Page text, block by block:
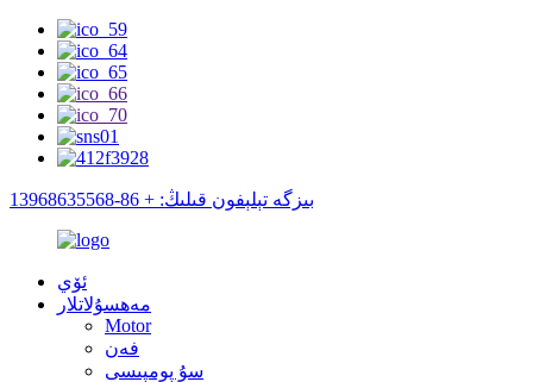
بىزگە تېلېفون قىلىڭ: + 86-13968635568
ئۆي
مەھسۇلاتلار
Motor
فەن
سۇ پومپىسى